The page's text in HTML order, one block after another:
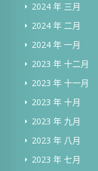
2024 年 三月
2024 年 二月
2024 年 一月
2023 年 十二月
2023 年 十一月
2023 年 十月
2023 年 九月
2023 年 八月
2023 年 七月